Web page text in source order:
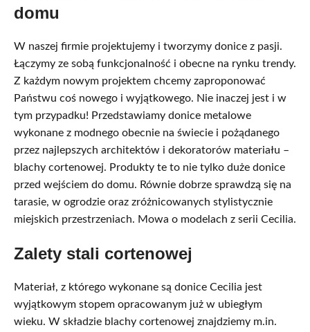
domu
W naszej firmie projektujemy i tworzymy donice z pasji.
Łączymy ze sobą funkcjonalność i obecne na rynku trendy.
Z każdym nowym projektem chcemy zaproponować
Państwu coś nowego i wyjątkowego. Nie inaczej jest i w
tym przypadku! Przedstawiamy donice metalowe
wykonane z modnego obecnie na świecie i pożądanego
przez najlepszych architektów i dekoratorów materiału –
blachy cortenowej. Produkty te to nie tylko duże donice
przed wejściem do domu. Równie dobrze sprawdzą się na
tarasie, w ogrodzie oraz zróżnicowanych stylistycznie
miejskich przestrzeniach. Mowa o modelach z serii Cecilia.
Zalety stali cortenowej
Materiał, z którego wykonane są donice Cecilia jest
wyjątkowym stopem opracowanym już w ubiegłym
wieku. W składzie blachy cortenowej znajdziemy m.in.